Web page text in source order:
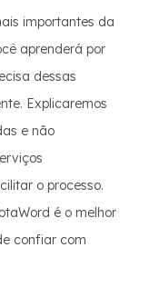
importantes da
aprenderá por
dessas
Explicaremos
e não
o processo.
é o melhor
confiar com